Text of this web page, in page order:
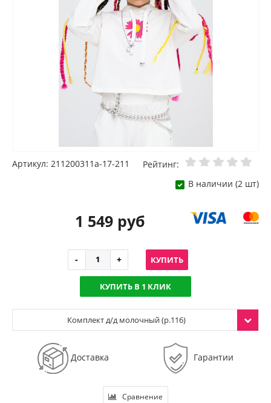
Артикул: 211200311а-17-211
Рейтинг:
В наличии (2 шт)
1 549 руб
КУПИТЬ
КУПИТЬ В 1 КЛИК
Комплект д/д молочный (р.116)
Доставка Гарантии
Сравнение